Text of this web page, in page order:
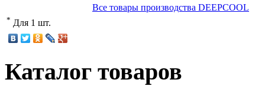
Все товары производства DEEPCOOL
* Для 1 шт.
Каталог товаров